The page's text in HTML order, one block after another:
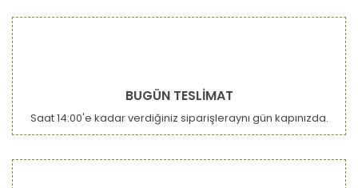
BUGÜN TESLİMAT
Saat 14:00'e kadar verdiğiniz siparişleraynı gün kapınızda.